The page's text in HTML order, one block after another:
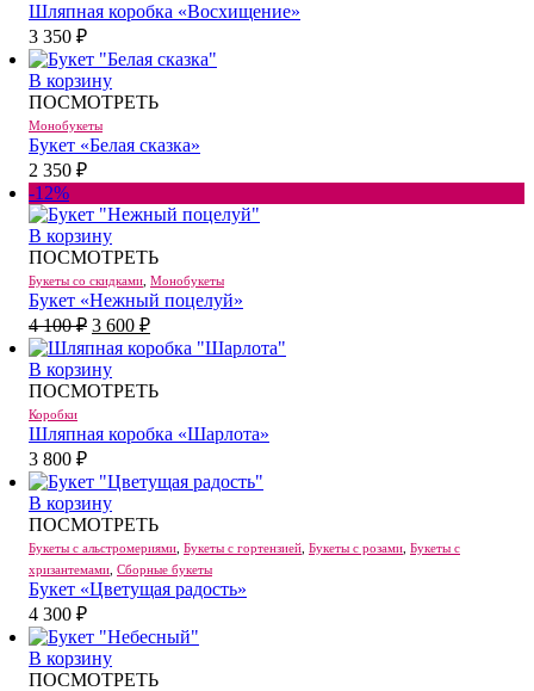
Шляпная коробка «Восхищение»
3 350 ₽
В корзину
ПОСМОТРЕТЬ
Монобукеты
Букет «Белая сказка»
2 350 ₽
-12%
В корзину
ПОСМОТРЕТЬ
Букеты со скидками Монобукеты
Букет «Нежный поцелуй»
4 100₽ Первоначальная
цена
составляла
4
3 600 ₽Текущая
цена:
3
600 ₽.
В корзину
ПОСМОТРЕТЬ
Коробки
Шляпная коробка «Шарлота»
3 800 ₽
В корзину
ПОСМОТРЕТЬ
Букеты с альстромериями Букеты с гортензией Букеты с розами Букеты с
хризантемами Сборные букеты
Букет «Цветущая радость»
4 300 ₽
В корзину
ПОСМОТРЕТЬ